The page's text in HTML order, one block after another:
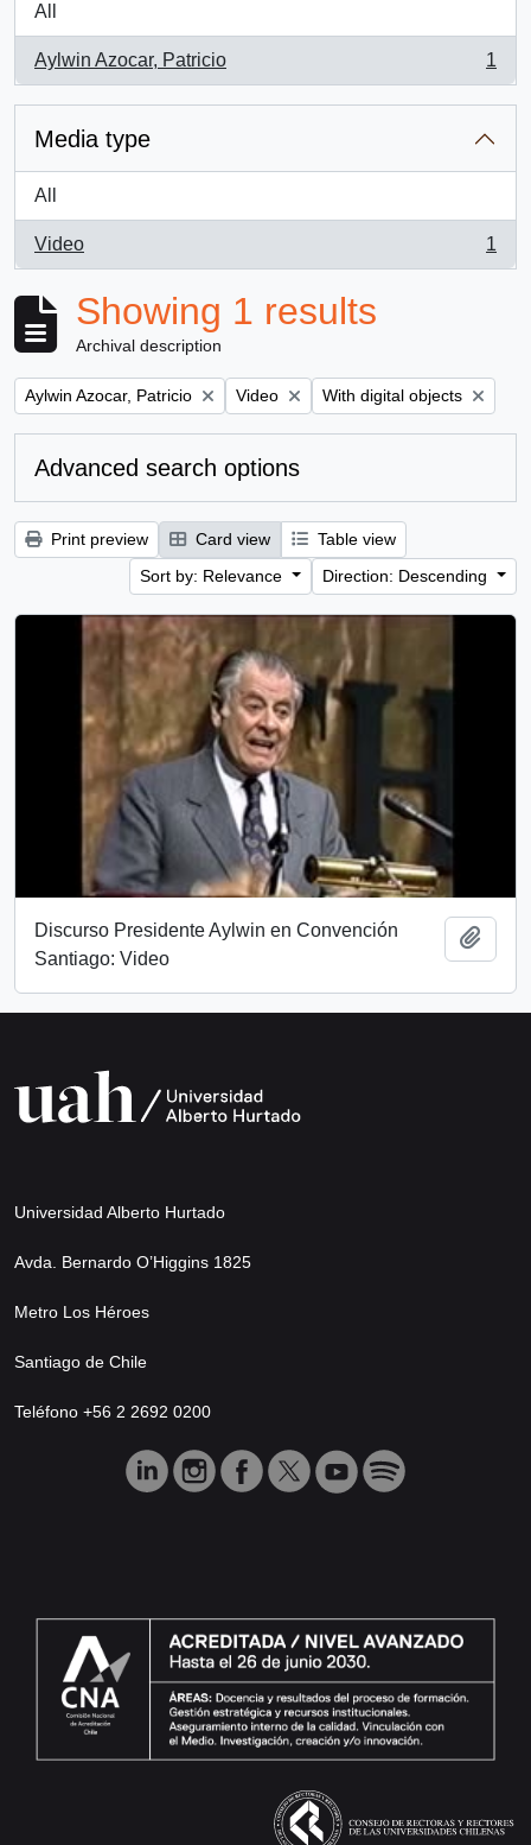
All
Aylwin Azocar, Patricio
, 1 results
1
Media type
All
Video
, 1 results
1
Showing 1 results
Archival description
Remove filter:
Aylwin Azocar, Patricio Remove filter:
Video Remove filter:
With digital objects
Advanced search options
Print preview Card view
Table view
Sort by: Relevance
Direction: Descending
Discurso Presidente Aylwin en Convención
Santiago: Video
Universidad Alberto Hurtado
Avda. Bernardo O’Higgins 1825
Metro Los Héroes
Santiago de Chile
Teléfono +56 2 2692 0200